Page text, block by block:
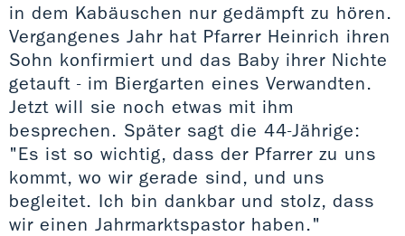
in dem Kabäuschen nur gedämpft zu hören.
Vergangenes Jahr hat Pfarrer Heinrich ihren
Sohn konfirmiert und das Baby ihrer Nichte
getauft - im Biergarten eines Verwandten.
Jetzt will sie noch etwas mit ihm
besprechen. Später sagt die 44-Jährige:
"Es ist so wichtig, dass der Pfarrer zu uns
kommt, wo wir gerade sind, und uns
begleitet. Ich bin dankbar und stolz, dass
wir einen Jahrmarktspastor haben."